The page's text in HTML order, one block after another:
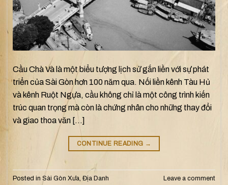
Cầu Chà Và là một biểu tượng lịch sử gắn liền với sự phát
triển của Sài Gòn hơn 100 năm qua. Nối liền kênh Tàu Hủ
và kênh Ruột Ngựa, cầu không chỉ là một công trình kiến
trúc quan trọng mà còn là chứng nhân cho những thay đổi
và giao thoa văn […]
CONTINUE READING →
Posted in Sài Gòn Xưa, Địa Danh Leave a comment